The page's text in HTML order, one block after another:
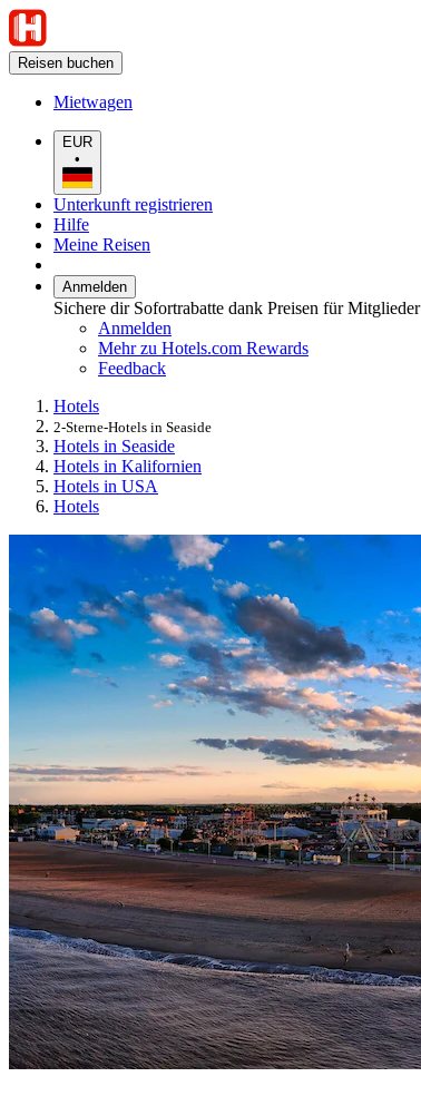
Reisen buchen
Mietwagen
EUR
•
Unterkunft registrieren
Hilfe
Meine Reisen
Anmelden
Sichere dir Sofortrabatte dank Preisen für Mitglieder
Anmelden
Mehr zu Hotels.com Rewards
Feedback
Hotels
2-Sterne-Hotels in Seaside
Hotels in Seaside
Hotels in Kalifornien
Hotels in USA
Hotels